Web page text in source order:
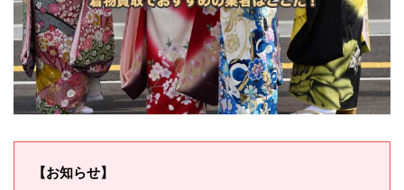
【お知らせ】